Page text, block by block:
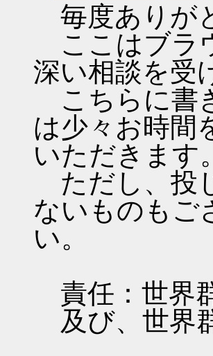
毎度ありが
ここはブラ
深い相談を受
こちらに書
は少々お時間
いただきます。
ただし、投
ないものもご
い。
責任：世界
及び、世界